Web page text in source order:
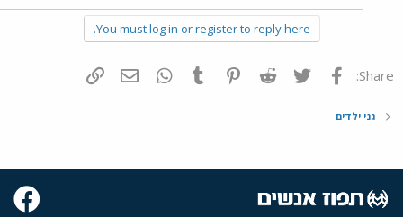
You must log in or register to reply here.
Share: פייסבוק Twitter
Reddit
Pinterest
Tumblr
WhatsAppדואר אלקטרוני
גני ילדים